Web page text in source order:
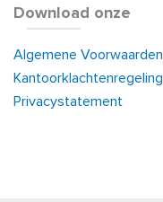
Download onze
Algemene Voorwaarden
Kantoorklachtenregeling
Privacystatement